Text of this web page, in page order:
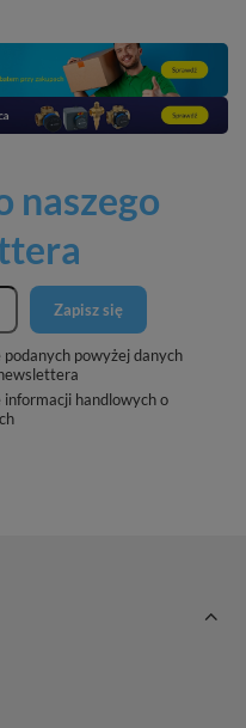
naszego
Zapisz się
powyżej danych
handlowych o